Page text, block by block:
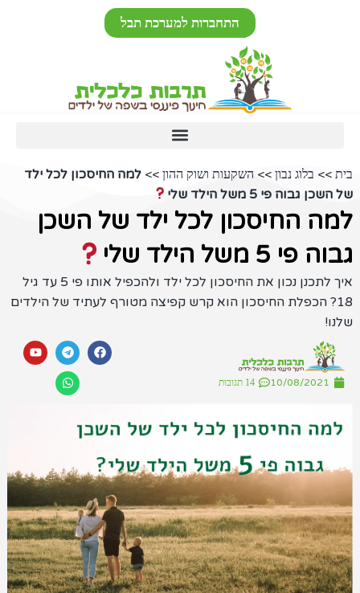
התחברות למערכת תבל
בלוג נבון>> השקעות ושוק ההון>>למה החיסכון לכל ילד
פי 5 משל הילד שלי
החיסכון לכל ילד של השכן
הילד שלי
איך לתכנן נכון את החיסכון לכל ילד ולהכפיל אותו פי 5 עד גיל
הכפלת החיסכון הוא קרש קפיצה מטורף לעתיד של הילדים
10/08/ 14 תגובות
k
T
e
l
m
Y
o
u
t
u
W
h
a
p